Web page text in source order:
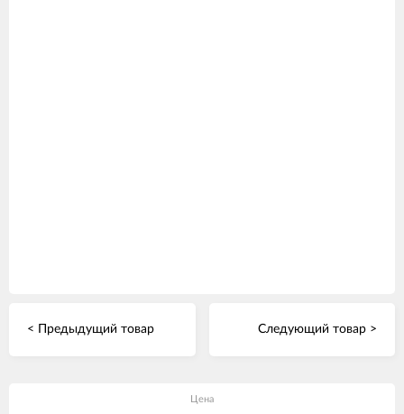
< Предыдущий товар Следующий товар >
Цена